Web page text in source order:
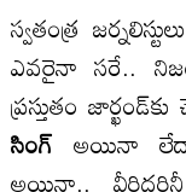
స్వతంత్ర
ఎవరైనా సరే..
ప్రస్తుతం
సింగ్ అయినా
అయినా..